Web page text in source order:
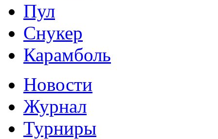
Пул
Снукер
Карамболь
Новости
Журнал
Турниры